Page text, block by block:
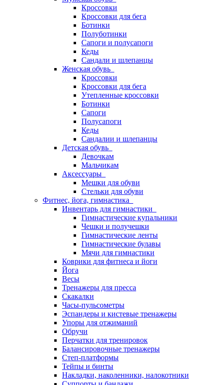
Кроссовки
Кроссовки для бега
Ботинки
Полуботинки
Сапоги и полусапоги
Кеды
Сандали и шлепанцы
Женская обувь
Кроссовки
Кроссовки для бега
Утепленные кроссовки
Ботинки
Сапоги
Полусапоги
Кеды
Сандалии и шлепанцы
Детская обувь
Девочкам
Мальчикам
Аксессуары
Мешки для обуви
Стельки для обуви
Фитнес, йога, гимнастика
Инвентарь для гимнастики
Гимнастические купальники
Чешки и получешки
Гимнастические ленты
Гимнастические булавы
Мячи для гимнастики
Коврики для фитнеса и йоги
Йога
Весы
Тренажеры для пресса
Скакалки
Часы-пульсометры
Эспандеры и кистевые тренажеры
Упоры для отжиманий
Обручи
Перчатки для тренировок
Балансировочные тренажеры
Степ-платформы
Тейпы и бинты
Накладки, наколенники, налокотники